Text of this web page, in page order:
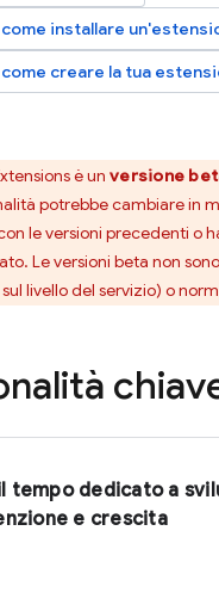
installare
creare la tua
è un versione
potrebbe cambiare in
le versioni precedenti o
Le versioni beta non
livello del servizio) o
tempo dedicato a
e crescita